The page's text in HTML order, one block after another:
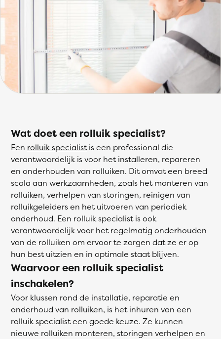
Wat doet een rolluik specialist?
Een rolluik specialistis een professional die
verantwoordelijk is voor het installeren, repareren
en onderhouden van rolluiken. Dit omvat een breed
scala aan werkzaamheden, zoals het monteren van
rolluiken, verhelpen van storingen, reinigen van
rolluikgeleiders en het uitvoeren van periodiek
onderhoud. Een rolluik specialist is ook
verantwoordelijk voor het regelmatig onderhouden
van de rolluiken om ervoor te zorgen dat ze er op
hun best uitzien en in optimale staat blijven.
Waarvoor een rolluik specialist
inschakelen?
Voor klussen rond de installatie, reparatie en
onderhoud van rolluiken, is het inhuren van een
rolluik specialist een goede keuze. Ze kunnen
nieuwe rolluiken monteren, storingen verhelpen en